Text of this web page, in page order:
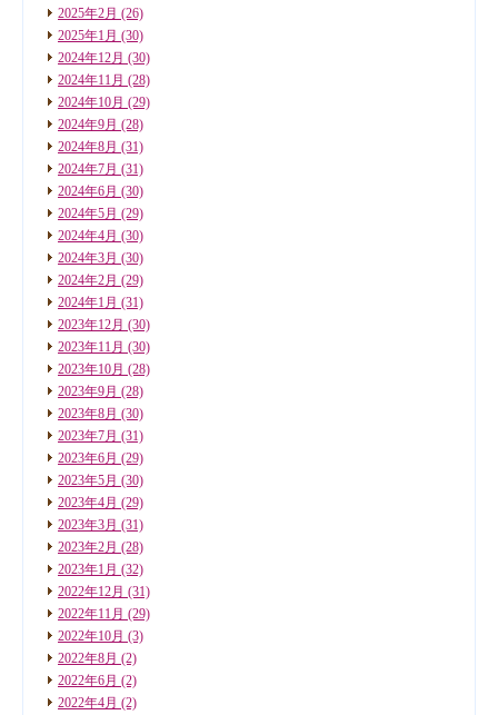
2025年2月 (26)
2025年1月 (30)
2024年12月 (30)
2024年11月 (28)
2024年10月 (29)
2024年9月 (28)
2024年8月 (31)
2024年7月 (31)
2024年6月 (30)
2024年5月 (29)
2024年4月 (30)
2024年3月 (30)
2024年2月 (29)
2024年1月 (31)
2023年12月 (30)
2023年11月 (30)
2023年10月 (28)
2023年9月 (28)
2023年8月 (30)
2023年7月 (31)
2023年6月 (29)
2023年5月 (30)
2023年4月 (29)
2023年3月 (31)
2023年2月 (28)
2023年1月 (32)
2022年12月 (31)
2022年11月 (29)
2022年10月 (3)
2022年8月 (2)
2022年6月 (2)
2022年4月 (2)